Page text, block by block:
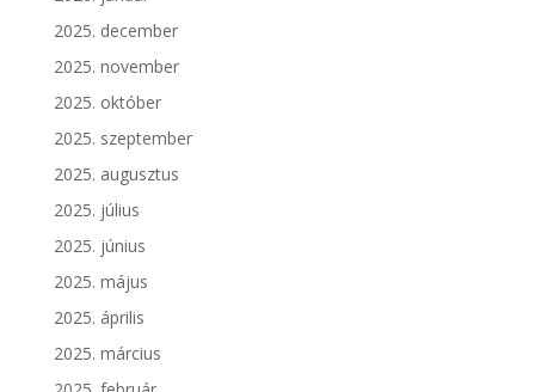
2025. december
2025. november
2025. október
2025. szeptember
2025. augusztus
2025. július
2025. június
2025. május
2025. április
2025. március